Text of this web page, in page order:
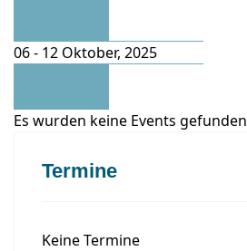
06 - 12 Oktober, 2025
Es wurden keine Events gefunden
Termine
Keine Termine